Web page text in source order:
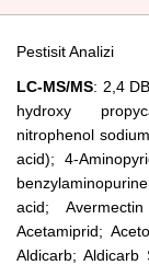
Pestisit Analizi
LC-MS/MS: 2,4
hydroxy
nitrophenol
acid); 4-
acid;
Acetamiprid;
Aldicarb; Aldicarb